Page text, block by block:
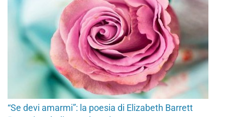
“Se devi amarmi”: la poesia di Elizabeth Barrett